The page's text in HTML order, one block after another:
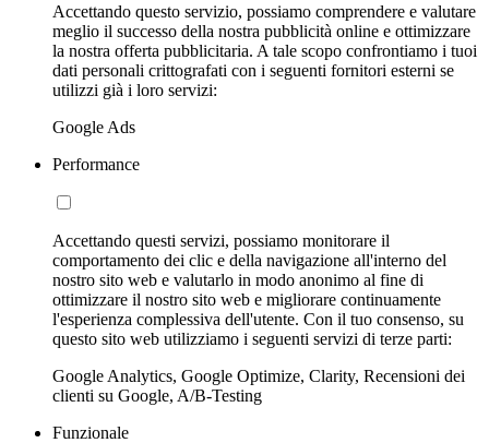
Accettando questo servizio, possiamo comprendere e valutare
meglio il successo della nostra pubblicità online e ottimizzare
la nostra offerta pubblicitaria. A tale scopo confrontiamo i tuoi
dati personali crittografati con i seguenti fornitori esterni se
utilizzi già i loro servizi:
Google Ads
Performance
Accettando questi servizi, possiamo monitorare il
comportamento dei clic e della navigazione all'interno del
nostro sito web e valutarlo in modo anonimo al fine di
ottimizzare il nostro sito web e migliorare continuamente
l'esperienza complessiva dell'utente. Con il tuo consenso, su
questo sito web utilizziamo i seguenti servizi di terze parti:
Google Analytics, Google Optimize, Clarity, Recensioni dei
clienti su Google, A/B-Testing
Funzionale